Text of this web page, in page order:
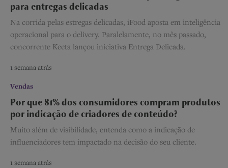
para entregas delicadas
Na corrida pelas estregas delicadas, iFood aposta em inteligência
operacional para o delivery. Paralelamente, no mês passado,
concorrente Keeta lançou iniciativa Entrega Delicada.
1 semana atrás
Vendas
Por que 81% dos consumidores compram produtos
por indicação de criadores de conteúdo?
Muito além de visibilidade, entenda como a indicação de
influenciadores tem impactado na decisão do seu cliente.
1 semana atrás